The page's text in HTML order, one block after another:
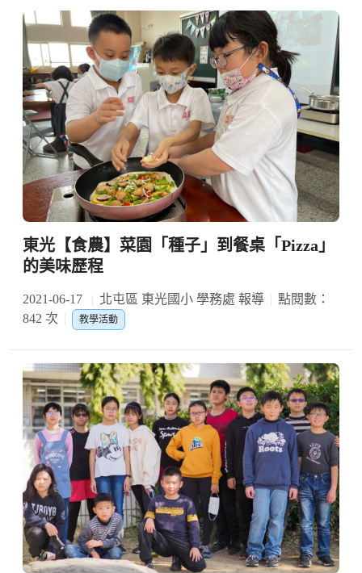
東光【食農】菜園「種子」到餐桌「Pizza」
的美味歷程
2021-06-17 北屯區 東光國小 學務處 報導
點閱數：
842 次
教學活動